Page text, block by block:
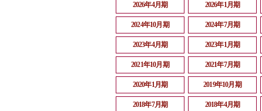
2026年4月期 2026年1月期
2024年10月期 2024年7月期
2023年4月期 2023年1月期
2021年10月期 2021年7月期
2020年1月期 2019年10月期
2018年7月期 2018年4月期